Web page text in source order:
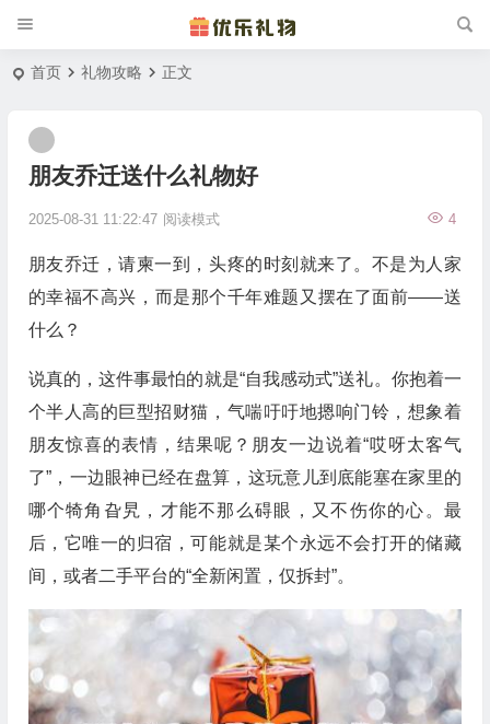
首页 礼物攻略 正文
朋友乔迁送什么礼物好
2025-08-31 11:22:47 4
阅读模式
朋友乔迁，请柬一到，头疼的时刻就来了。不是为人家
的幸福不高兴，而是那个千年难题又摆在了面前——送
什么？
说真的，这件事最怕的就是“自我感动式”送礼。你抱着一
个半人高的巨型招财猫，气喘吁吁地摁响门铃，想象着
朋友惊喜的表情，结果呢？朋友一边说着“哎呀太客气
了”，一边眼神已经在盘算，这玩意儿到底能塞在家里的
哪个犄角旮旯，才能不那么碍眼，又不伤你的心。最
后，它唯一的归宿，可能就是某个永远不会打开的储藏
间，或者二手平台的“全新闲置，仅拆封”。